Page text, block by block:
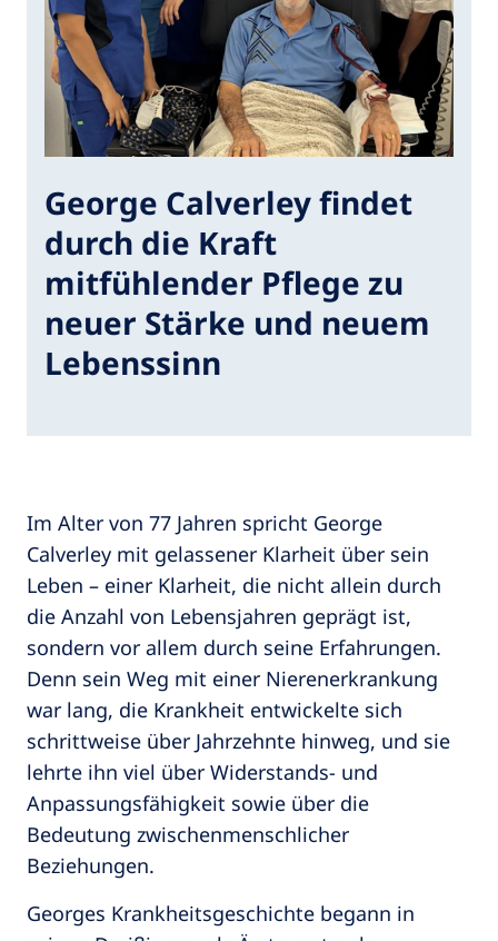
George Calverley findet
durch die Kraft
mitfühlender Pflege zu
neuer Stärke und neuem
Lebenssinn
Im Alter von 77 Jahren spricht George
Calverley mit gelassener Klarheit über sein
Leben – einer Klarheit, die nicht allein durch
die Anzahl von Lebensjahren geprägt ist,
sondern vor allem durch seine Erfahrungen.
Denn sein Weg mit einer Nierenerkrankung
war lang, die Krankheit entwickelte sich
schrittweise über Jahrzehnte hinweg, und sie
lehrte ihn viel über Widerstands- und
Anpassungsfähigkeit sowie über die
Bedeutung zwischenmenschlicher
Beziehungen.
Georges Krankheitsgeschichte begann in